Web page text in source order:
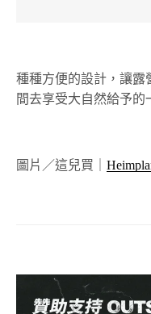
種種方便的設計，讓露
間去享受大自然給予的
圖片／這兒買｜